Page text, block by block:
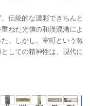
伝統的な濃彩できちんと
ねた光信の和漢混淆によ
。しかし、室町という激
しての精神性は、現代に